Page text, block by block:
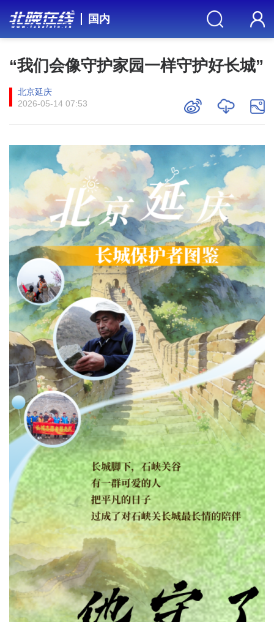
国内
“我们会像守护家园一样守护好长城”
北京延庆
2026-05-14 07:53